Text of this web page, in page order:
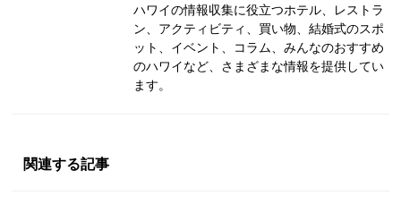
ハワイの情報収集に役立つホテル、レストラ
ン、アクティビティ、買い物、結婚式のスポ
ット、イベント、コラム、みんなのおすすめ
のハワイなど、さまざまな情報を提供してい
ます。
関連する記事